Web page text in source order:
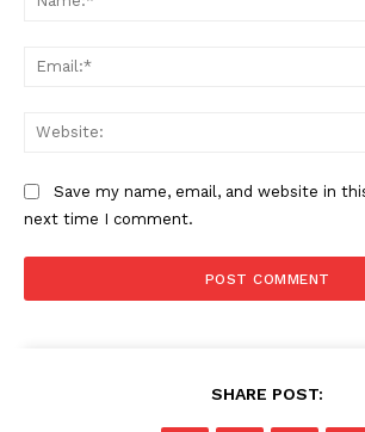
Save my name, email, and website in
next time I comment.
SHARE POST: